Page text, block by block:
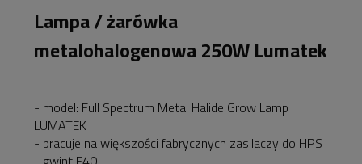
Lampa / żarówka
metalohalogenowa 250W Lumatek
- model: Full Spectrum Metal Halide Grow Lamp
LUMATEK
- pracuje na większości fabrycznych zasilaczy do HPS